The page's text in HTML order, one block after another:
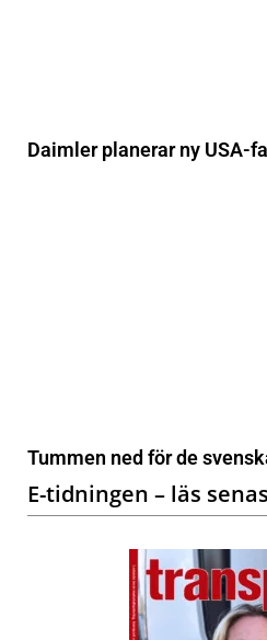
Daimler planerar ny USA-
Tummen ned för de
E-tidningen – läs